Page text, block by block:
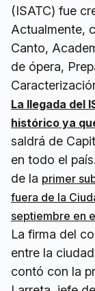
(ISATC) fue
Actualmente,
Canto,
de ópera,
La llegada del
histórico ya
saldrá de
en todo el
de la primer
fuera de la
septiembre en
La firma del
entre la
contó con la